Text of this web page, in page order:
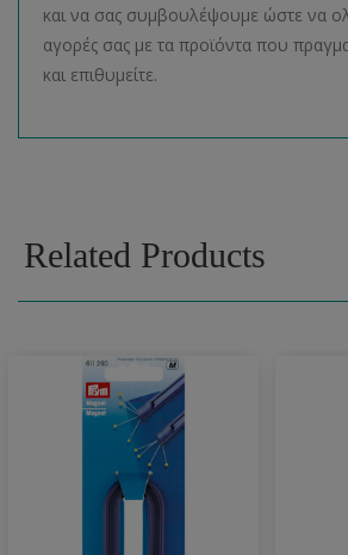
και να σας συμβουλέψουμε ώστε να
αγορές σας με τα προϊόντα που
και επιθυμείτε.
Related Products